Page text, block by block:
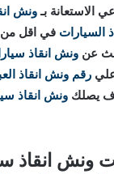
الاستعانة بـونش
السيارات في اقل من 10 دقائق
عن ونش انقاذ
رقم ونش انقاذ
يصلك ونش انقاذ
ونش انقاذ